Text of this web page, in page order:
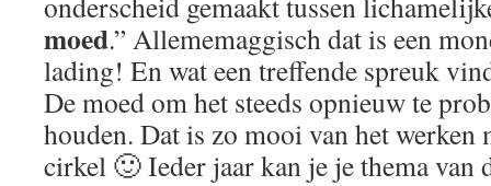
moed.” Allememaggisch dat is een
lading! En wat een treffende spreuk
De moed om het steeds opnieuw te
houden. Dat is zo mooi van het werken
cirkel 🙂 Ieder jaar kan je je thema van